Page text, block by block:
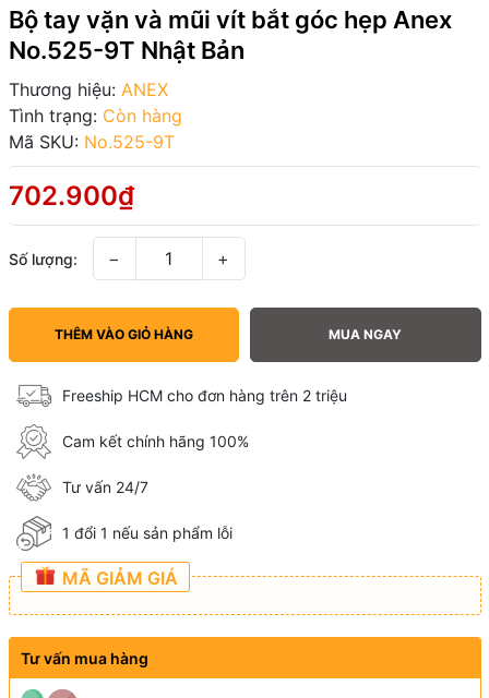
Bộ tay vặn và mũi vít bắt góc hẹp Anex
No.525-9T Nhật Bản
Thương hiệu: ANEX
Tình trạng: Còn hàng
Mã SKU: No.525-9T
702.900₫
Số lượng: − +
THÊM VÀO GIỎ HÀNG MUA NGAY
Freeship HCM cho đơn hàng trên 2 triệu
Cam kết chính hãng 100%
Tư vấn 24/7
1 đổi 1 nếu sản phẩm lỗi
MÃ GIẢM GIÁ
Tư vấn mua hàng